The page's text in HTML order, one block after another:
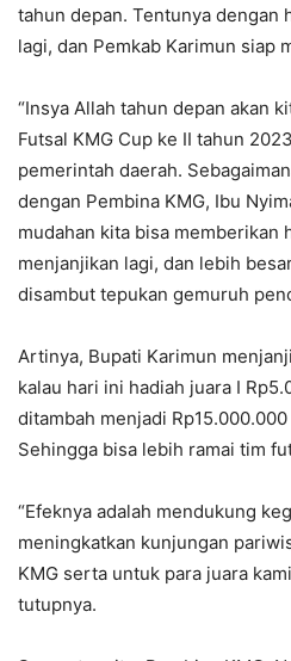
tahun depan. Tentunya dengan
lagi, dan Pemkab Karimun siap
“Insya Allah tahun depan akan
Futsal KMG Cup ke II tahun
pemerintah daerah.
dengan Pembina KMG, Ibu
mudahan kita bisa memberikan
menjanjikan lagi, dan lebih
disambut tepukan gemuruh
Artinya, Bupati Karimun
kalau hari ini hadiah juara I
ditambah menjadi
Sehingga bisa lebih ramai tim
“Efeknya adalah mendukung
meningkatkan kunjungan
KMG serta untuk para juara
tutupnya.